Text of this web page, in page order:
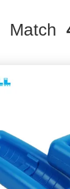
Match